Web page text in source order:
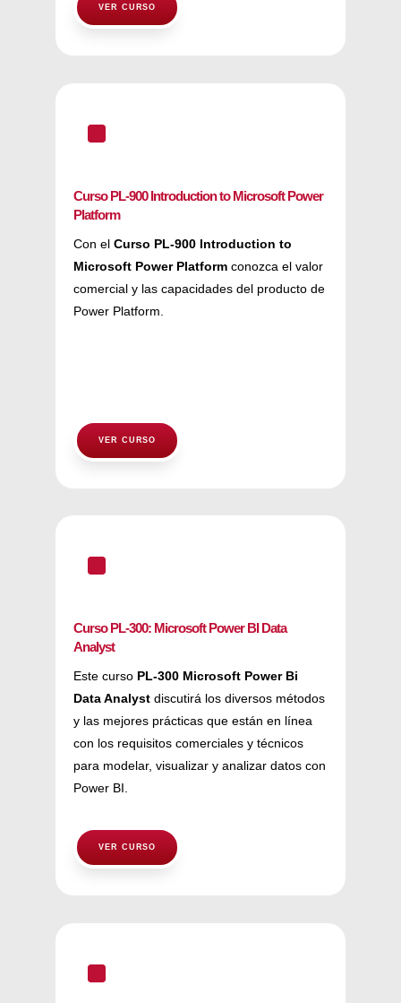
VER CURSO
^
Curso PL-900 Introduction to Microsoft Power
Platform
Con el Curso PL-900 Introduction to
Microsoft Power Platformconozca el valor
comercial y las capacidades del producto de
Power Platform.
VER CURSO
^
Curso PL-300: Microsoft Power BI Data
Analyst
Este curso PL-300 Microsoft Power Bi
Data Analyst discutirá los diversos métodos
y las mejores prácticas que están en línea
con los requisitos comerciales y técnicos
para modelar, visualizar y analizar datos con
Power BI.
VER CURSO
^